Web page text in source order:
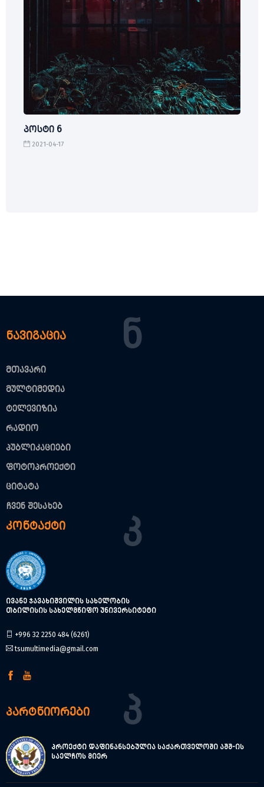
პოსტი 6
2021-04-17
ნავიგაცია Ნ
მთავარი
მულტიმედია
ტელევიზია
რადიო
პუბლიკაციები
ფოტოპროექტი
ციტატა
ჩვენ შესახებ
კონტაქტი Კ
ივანე ჯავახიშვილის სახელობის
თბილისის სახელმწიფო უნივერსიტეტი
+996 32 2250 484 (6261)
tsumultimedia@gmail.com
პარტნიორები Პ
პროექტი დაფინანსებულია საქართველოში აშშ-ის
საელჩოს მიერ